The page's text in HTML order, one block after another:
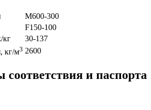
М600-300
F150-100
кг
30-137
кг/м3 2600
и паспорта